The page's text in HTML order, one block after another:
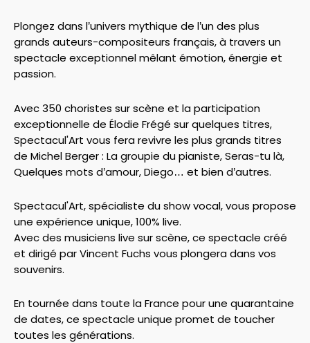
Plongez dans l’univers mythique de l’un des plus
grands auteurs-compositeurs français, à travers un
spectacle exceptionnel mêlant émotion, énergie et
passion.
Avec 350 choristes sur scène et la participation
exceptionnelle de Élodie Frégé sur quelques titres,
Spectacul'Art vous fera revivre les plus grands titres
de Michel Berger : La groupie du pianiste, Seras-tu là,
Quelques mots d’amour, Diego… et bien d’autres.
Spectacul'Art, spécialiste du show vocal, vous propose
une expérience unique, 100% live.
Avec des musiciens live sur scène, ce spectacle créé
et dirigé par Vincent Fuchs vous plongera dans vos
souvenirs.
En tournée dans toute la France pour une quarantaine
de dates, ce spectacle unique promet de toucher
toutes les générations.